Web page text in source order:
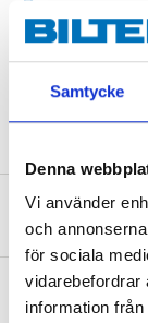
Samtycke
Denna
Vi använder
och
för sociala
vidarebefordrar
information
Art.86-631
About the